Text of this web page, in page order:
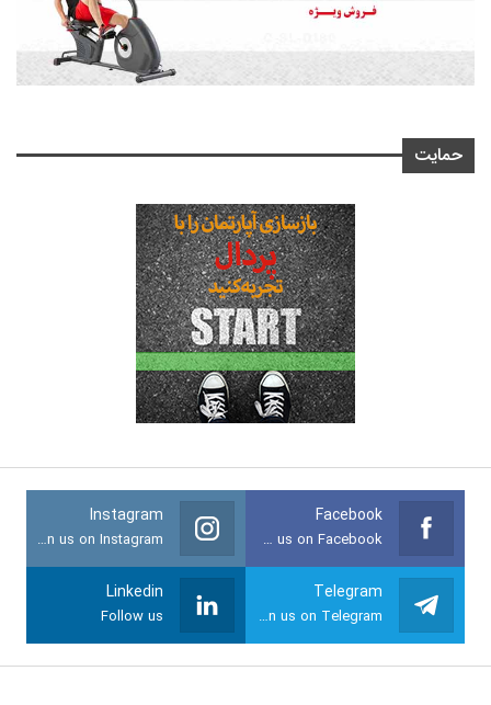
حمایت
Facebook
Join us on Facebook
Instagram
Join us on Instagram
Telegram
Join us on Telegram
Linkedin
Follow us